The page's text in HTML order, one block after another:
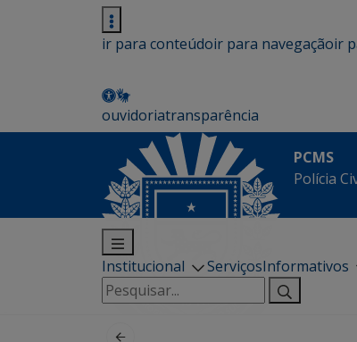
ir para conteúdoir para navegaçãoir
ouvidoriatransparência
PCMS
Polícia
Institucional ServiçosInformativos
Pesquisar
por: